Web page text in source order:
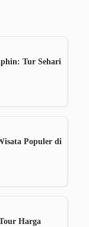
Tur Sehari
Populer di
Harga